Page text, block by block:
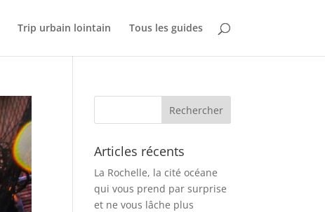
Trip urbain lointain Tous les guides
Articles récents
La Rochelle, la cité océane
qui vous prend par surprise
et ne vous lâche plus